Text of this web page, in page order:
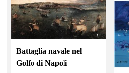
Battaglia navale nel
Golfo di Napoli